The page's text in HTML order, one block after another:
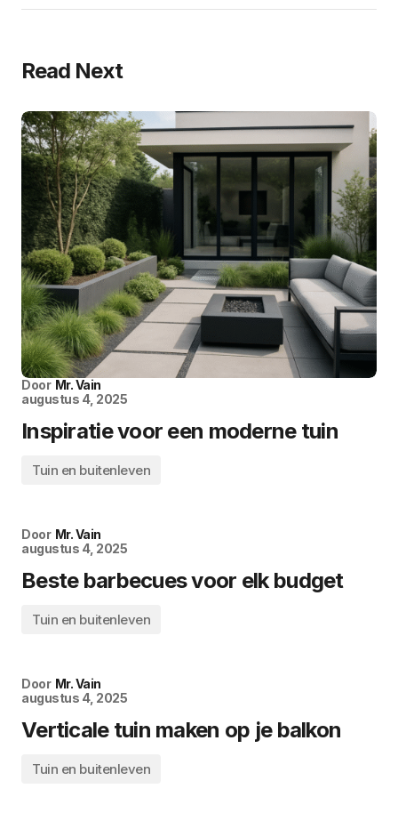
Read Next
Door Mr. Vain
augustus 4, 2025
Inspiratie voor een moderne tuin
Tuin en buitenleven
Door Mr. Vain
augustus 4, 2025
Beste barbecues voor elk budget
Tuin en buitenleven
Door Mr. Vain
augustus 4, 2025
Verticale tuin maken op je balkon
Tuin en buitenleven